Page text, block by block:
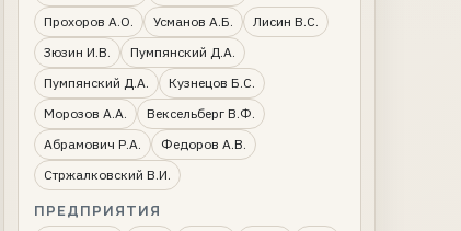
Прохоров А.О.
Усманов А.Б.
Лисин В.С.
Зюзин И.В.
Пумпянский Д.А.
Пумпянский Д.А.
Кузнецов Б.С.
Морозов А.А.
Вексельберг В.Ф.
Абрамович Р.А.
Федоров А.В.
Стржалковский В.И.
ПРЕДПРИЯТИЯ